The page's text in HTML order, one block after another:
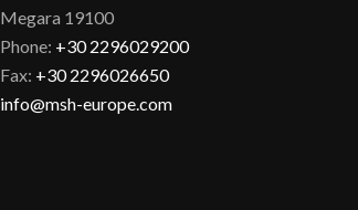
Megara 19100
Phone: +30 2296029200
Fax: +30 2296026650
info@msh-europe.com